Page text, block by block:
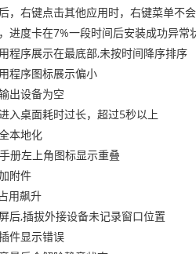
，右键点击其他应用时，右键菜单不
进度卡在7%一段时间后安装成功异常
程序展示在最底部,未按时间降序排序
程序图标展示偏小
出设备为空
入桌面耗时过长，超过5秒以上
本地化
册左上角图标显示重叠
附件
用飙升
后,插拔外接设备未记录窗口位置
件显示错误